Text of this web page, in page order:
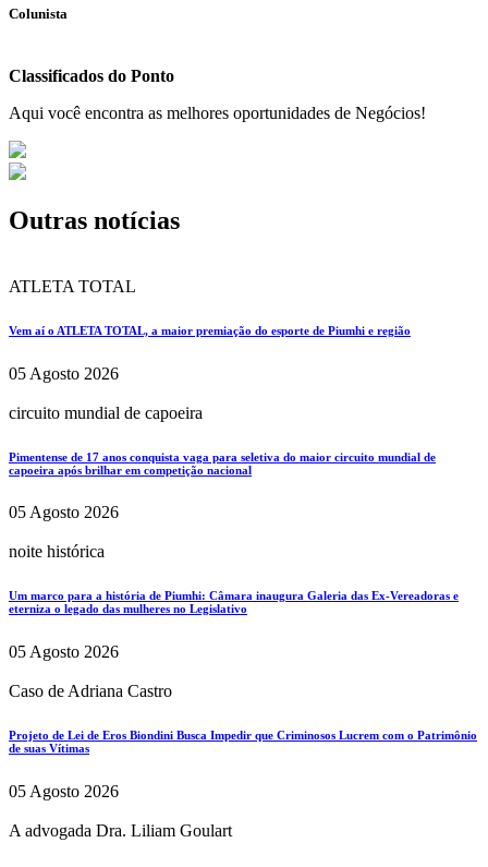
Colunista
Classificados do Ponto
Aqui você encontra as melhores oportunidades de Negócios!
Outras notícias
ATLETA TOTAL
Vem aí o ATLETA TOTAL, a maior premiação do esporte de Piumhi e região
05 Agosto 2026
circuito mundial de capoeira
Pimentense de 17 anos conquista vaga para seletiva do maior circuito mundial de
capoeira após brilhar em competição nacional
05 Agosto 2026
noite histórica
Um marco para a história de Piumhi: Câmara inaugura Galeria das Ex-Vereadoras e
eterniza o legado das mulheres no Legislativo
05 Agosto 2026
Caso de Adriana Castro
Projeto de Lei de Eros Biondini Busca Impedir que Criminosos Lucrem com o Patrimônio
de suas Vítimas
05 Agosto 2026
A advogada Dra. Liliam Goulart